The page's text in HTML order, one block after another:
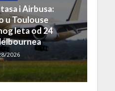
i Airbusa:
u Toulouse
leta od 24
2026